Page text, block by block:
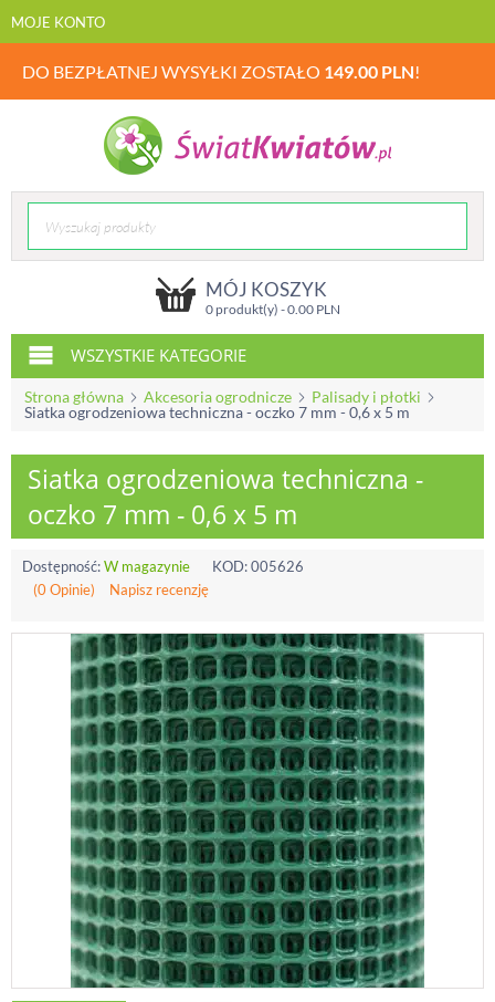
MOJE KONTO
DO BEZPŁATNEJ WYSYŁKI ZOSTAŁO 149.00 PLN!
MÓJ KOSZYK
0 produkt(y) -0.00PLN
WSZYSTKIE KATEGORIE
Strona główna Akcesoria ogrodnicze
Palisady i płotki
Siatka ogrodzeniowa techniczna - oczko 7 mm - 0,6 x 5 m
Siatka ogrodzeniowa techniczna -
oczko 7 mm - 0,6 x 5 m
Dostępność:W magazynie KOD:005626
(0 Opinie)
Napisz recenzję